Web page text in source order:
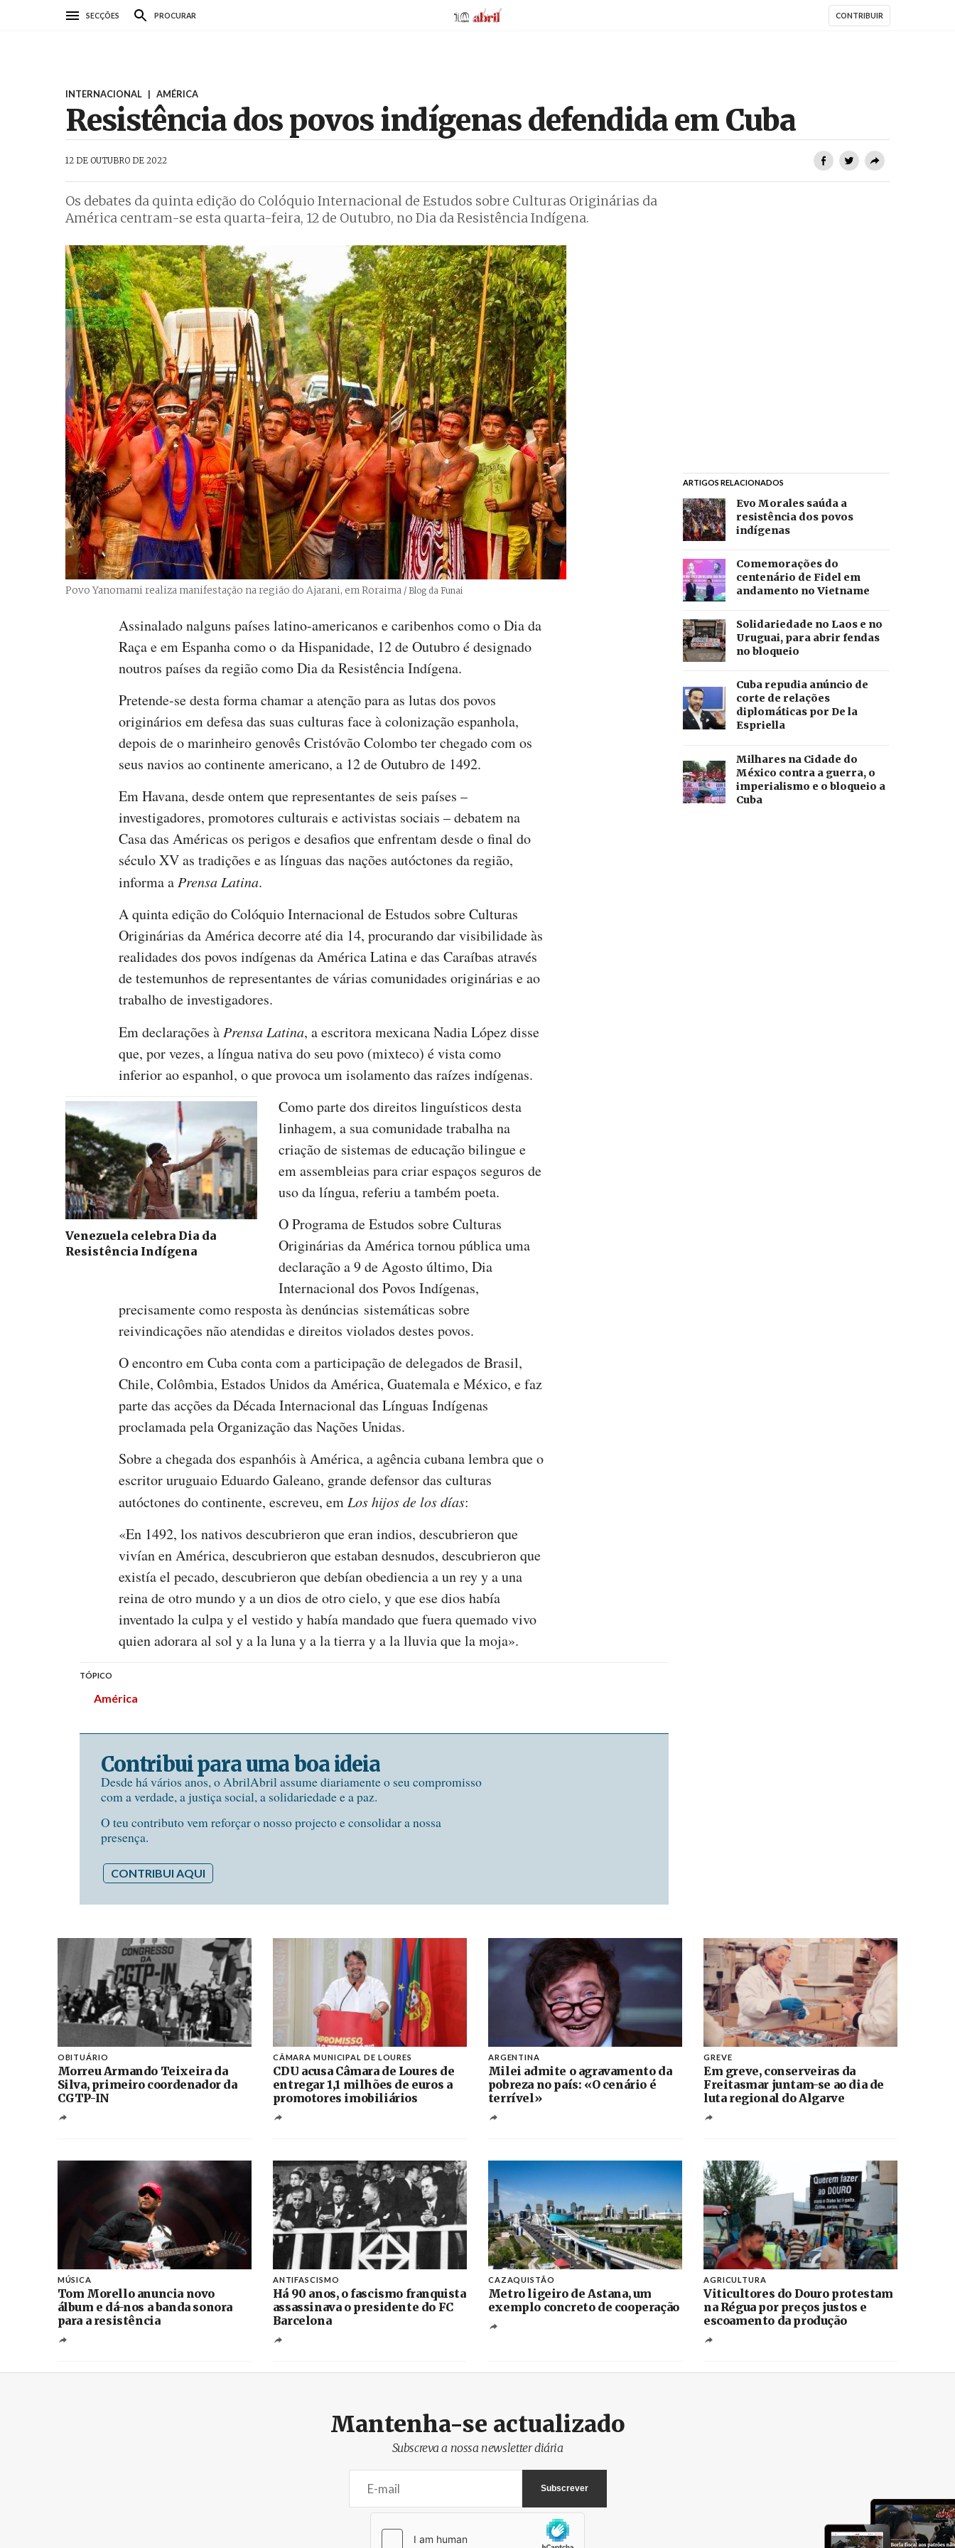
SECÇÕES PROCURAR AbrilAbril CONTRIBUIR
INTERNACIONAL | AMÉRICA
Resistência dos povos indígenas defendida em Cuba
12 DE OUTUBRO DE 2022
Os debates da quinta edição do Colóquio Internacional de Estudos sobre Culturas Originárias da
América centram-se esta quarta-feira, 12 de Outubro, no Dia da Resistência Indígena.
Povo Yanomami realiza manifestação na região do Ajarani, em Roraima Créditos
/ Blog da Funai
Assinalado nalguns países latino-americanos e caribenhos como o Dia da
Raça e em Espanha como o da Hispanidade, 12 de Outubro é designado
noutros países da região como Dia da Resistência Indígena.
Pretende-se desta forma chamar a atenção para as lutas dos povos
originários em defesa das suas culturas face à colonização espanhola,
depois de o marinheiro genovês Cristóvão Colombo ter chegado com os
seus navios ao continente americano, a 12 de Outubro de 1492.
Em Havana, desde ontem que representantes de seis países –
investigadores, promotores culturais e activistas sociais – debatem na
Casa das Américas os perigos e desafios que enfrentam desde o final do
século XV as tradições e as línguas das nações autóctones da região,
informa aPrensa Latina.
A quinta edição do Colóquio Internacional de Estudos sobre Culturas
Originárias da América decorre até dia 14, procurando dar visibilidade às
realidades dos povos indígenas da América Latina e das Caraíbas através
de testemunhos de representantes de várias comunidades originárias e ao
trabalho de investigadores.
Em declarações àPrensa Latina, a escritora mexicana Nadia López disse
que, por vezes, a língua nativa do seu povo (mixteco) é vista como
inferior ao espanhol, o que provoca um isolamento das raízes indígenas.
Venezuela celebra Dia da
Resistência Indígena
Como parte dos direitos linguísticos desta
linhagem, a sua comunidade trabalha na
criação de sistemas de educação bilingue e
em assembleias para criar espaços seguros de
uso da língua, referiu a também poeta.
O Programa de Estudos sobre Culturas
Originárias da América tornou pública uma
declaração a 9 de Agosto último, Dia
Internacional dos Povos Indígenas,
precisamente como resposta às denúncias sistemáticas sobre
reivindicações não atendidas e direitos violados destes povos.
O encontro em Cuba conta com a participação de delegados de Brasil,
Chile, Colômbia, Estados Unidos da América, Guatemala e México, e faz
parte das acções da Década Internacional das Línguas Indígenas
proclamada pela Organização das Nações Unidas.
Sobre a chegada dos espanhóis à América, a agência cubana lembra que o
escritor uruguaio Eduardo Galeano, grande defensor das culturas
autóctones do continente, escreveu, emLos hijos de los días:
«En 1492, los nativos descubrieron que eran indios, descubrieron que
vivían en América, descubrieron que estaban desnudos, descubrieron que
existía el pecado, descubrieron que debían obediencia a un rey y a una
reina de otro mundo y a un dios de otro cielo, y que ese dios había
inventado la culpa y el vestido y había mandado que fuera quemado vivo
quien adorara al sol y a la luna y a la tierra y a la lluvia que la moja».
TÓPICO
América
Contribui para uma boa ideia
Desde há vários anos, o AbrilAbril assume diariamente o seu compromisso
com a verdade, a justiça social, a solidariedade e a paz.
O teu contributo vem reforçar o nosso projecto e consolidar a nossa
presença.
CONTRIBUI AQUI
ARTIGOS RELACIONADOS
Evo Morales saúda a
resistência dos povos
indígenas
Comemorações do
centenário de Fidel em
andamento no Vietname
Solidariedade no Laos e no
Uruguai, para abrir fendas
no bloqueio
Cuba repudia anúncio de
corte de relações
diplomáticas por De la
Espriella
Milhares na Cidade do
México contra a guerra, o
imperialismo e o bloqueio a
Cuba
OBITUÁRIO
Morreu Armando Teixeira da
Silva, primeiro coordenador da
CGTP-IN
CÂMARA MUNICIPAL DE LOURES
CDU acusa Câmara de Loures de
entregar 1,1 milhões de euros a
promotores imobiliários
ARGENTINA
Milei admite o agravamento da
pobreza no país: «O cenário é
terrível»
GREVE
Em greve, conserveiras da
Freitasmar juntam-se ao dia de
luta regional do Algarve
MÚSICA
Tom Morello anuncia novo
álbum e dá-nos a banda sonora
para a resistência
ANTIFASCISMO
Há 90 anos, o fascismo franquista
assassinava o presidente do FC
Barcelona
CAZAQUISTÃO
Metro ligeiro de Astana, um
exemplo concreto de cooperação
AGRICULTURA
Viticultores do Douro protestam
na Régua por preços justos e
escoamento da produção
Mantenha-se actualizado
Subscreva a nossa newsletter diária